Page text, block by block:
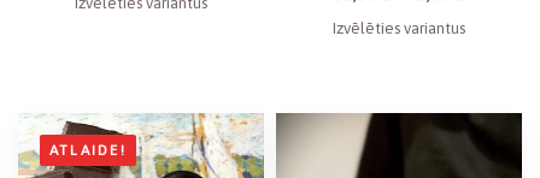
Izvēlēties variantus
ATLAIDE!